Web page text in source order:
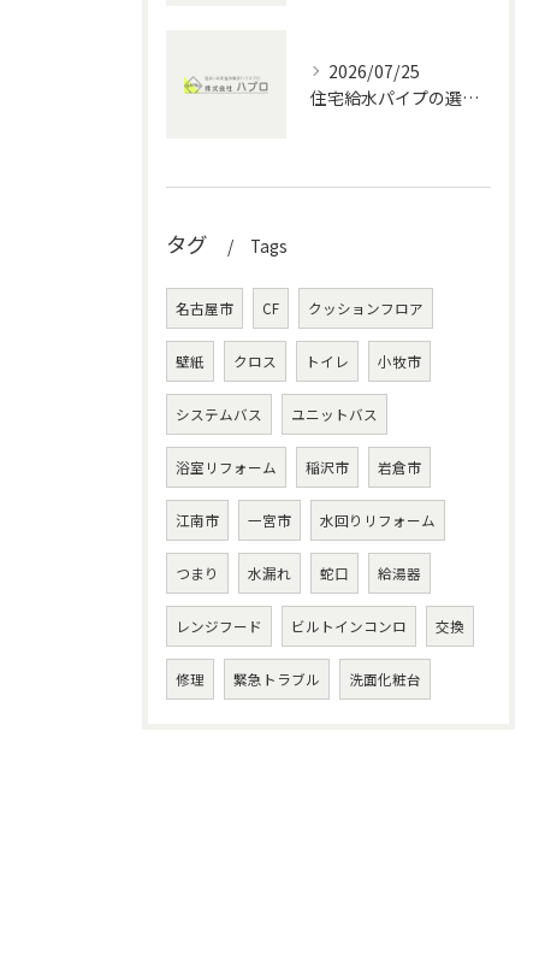
2026/07/25
住宅給水パイプの選び方と愛知県の水回りメンテナンス完全ガイド
タグ Tags
名古屋市 CF クッションフロア
壁紙 クロス トイレ 小牧市
システムバス ユニットバス
浴室リフォーム 稲沢市 岩倉市
江南市 一宮市 水回りリフォーム
つまり 水漏れ 蛇口 給湯器
レンジフード ビルトインコンロ 交換
修理 緊急トラブル 洗面化粧台